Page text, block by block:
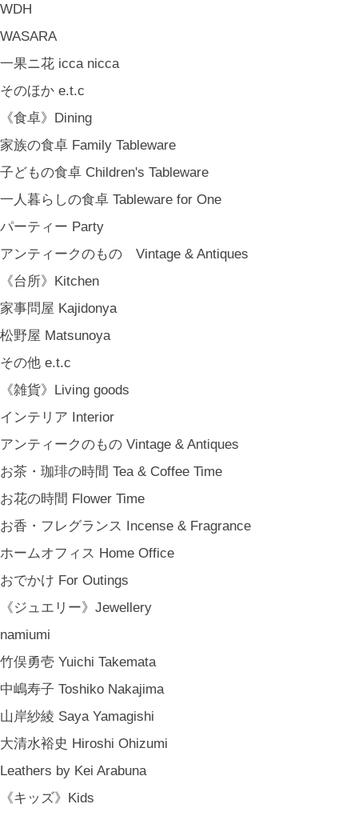
WDH
WASARA
一果ニ花 icca nicca
そのほか e.t.c
《食卓》Dining
家族の食卓 Family Tableware
子どもの食卓 Children's Tableware
一人暮らしの食卓 Tableware for One
パーティー Party
アンティークのもの Vintage & Antiques
《台所》Kitchen
家事問屋 Kajidonya
松野屋 Matsunoya
その他 e.t.c
《雑貨》Living goods
インテリア Interior
アンティークのもの Vintage & Antiques
お茶・珈琲の時間 Tea & Coffee Time
お花の時間 Flower Time
お香・フレグランス Incense & Fragrance
ホームオフィス Home Office
おでかけ For Outings
《ジュエリー》Jewellery
namiumi
竹俣勇壱 Yuichi Takemata
中嶋寿子 Toshiko Nakajima
山岸紗綾 Saya Yamagishi
大清水裕史 Hiroshi Ohizumi
Leathers by Kei Arabuna
《キッズ》Kids
金沢・北陸で生まれたさまざまな作品を中心に、物語を宿し、使う人の
美しさに、和と洋、OLD & NEW のインスピレーションを重ね、暮らし
の中で愉しむインテリアスタイリングをご提案しています。 casa rua [